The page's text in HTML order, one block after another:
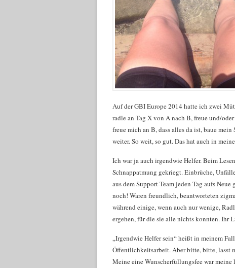
Auf der GBI Europe 2014 hatte ich zwei
radle an Tag X von A nach B, freue und/
freue mich an B, dass alles da ist, baue
weiter. So weit, so gut. Das hat auch in
Ich war ja auch irgendwie Helfer. Beim
Schnappatmung gekriegt. Einbrüche,
aus dem Support-Team jeden Tag aufs
noch! Waren freundlich, beantworteten
während einige, wenn auch nur wenige,
ergehen, für die sie alle nichts konnten. Ihr
„Irgendwie Helfer sein“ heißt in meinem
Öffentlichkeitsarbeit. Aber bitte, bitte, lasst
Meine eine Wunscherfüllungsfee war